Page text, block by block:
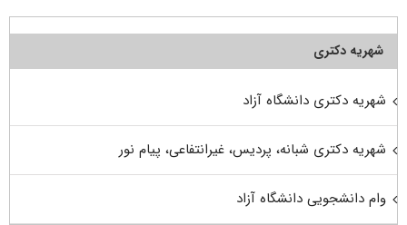
شهریه دکتری
شهریه دکتری دانشگاه آزاد
شهریه دکتری شبانه، پردیس، غیرانتفاعی، پیام نور
وام دانشجویی دانشگاه آزاد